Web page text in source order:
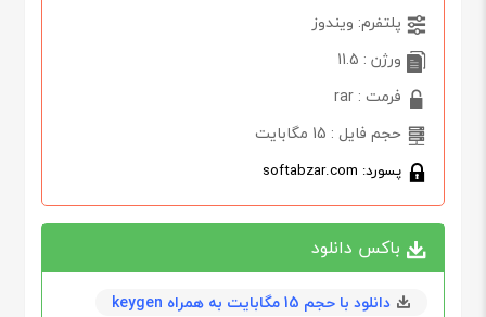
پلتفرم: ویندوز
ورژن : 11.5
فرمت : rar
حجم فایل : 15 مگابایت
پسورد: softabzar.com
باکس دانلود
دانلود با حجم 15 مگابايت به همراه keygen